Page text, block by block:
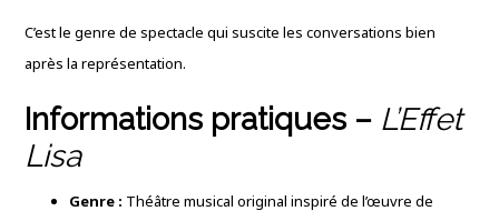
C’est le genre de spectacle qui suscite les conversations bien
après la représentation.
Informations pratiques – L’Effet
Lisa
Genre : Théâtre musical original inspiré de l’œuvre de